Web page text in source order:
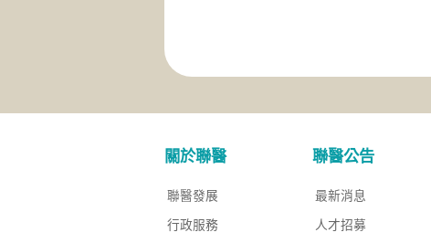
關於聯醫
聯醫發展
行政服務
聯醫公告
最新消息
人才招募